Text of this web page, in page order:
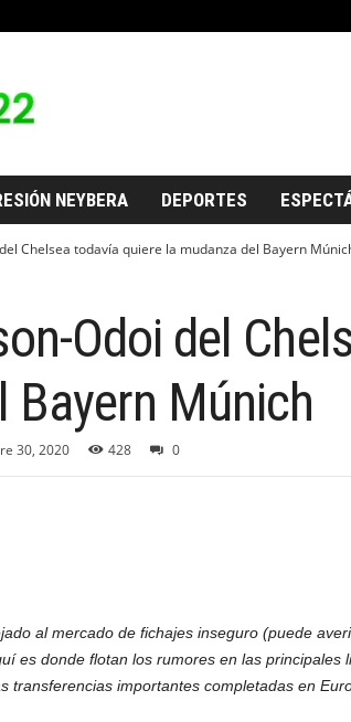
NEYBERA DEPORTES
Chelsea todavía quiere la mudanza del Bayern
Odoi del
Bayern Múnich
30, 2020 428 0
al mercado de fichajes inseguro (puede
es donde flotan los rumores en las principales
transferencias importantes completadas en